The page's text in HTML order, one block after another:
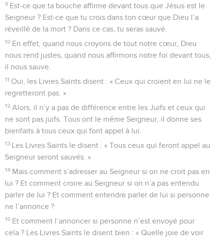
9 Est-ce que ta bouche affirme devant tous que Jésus est le
Seigneur ? Est-ce que tu crois dans ton cœur que Dieu l’a
réveillé de la mort ? Dans ce cas, tu seras sauvé.
10 En effet, quand nous croyons de tout notre cœur, Dieu
nous rend justes, quand nous affirmons notre foi devant tous,
il nous sauve.
11 Oui, les Livres Saints disent : « Ceux qui croient en lui ne le
regretteront pas. »
12 Alors, il n’y a pas de différence entre les Juifs et ceux qui
ne sont pas juifs. Tous ont le même Seigneur, il donne ses
bienfaits à tous ceux qui font appel à lui.
13 Les Livres Saints le disent : « Tous ceux qui feront appel au
Seigneur seront sauvés. »
14 Mais comment s’adresser au Seigneur si on ne croit pas en
lui ? Et comment croire au Seigneur si on n’a pas entendu
parler de lui ? Et comment entendre parler de lui si personne
ne l’annonce ?
15 Et comment l’annoncer si personne n’est envoyé pour
cela ? Les Livres Saints le disent bien : « Quelle joie de voir